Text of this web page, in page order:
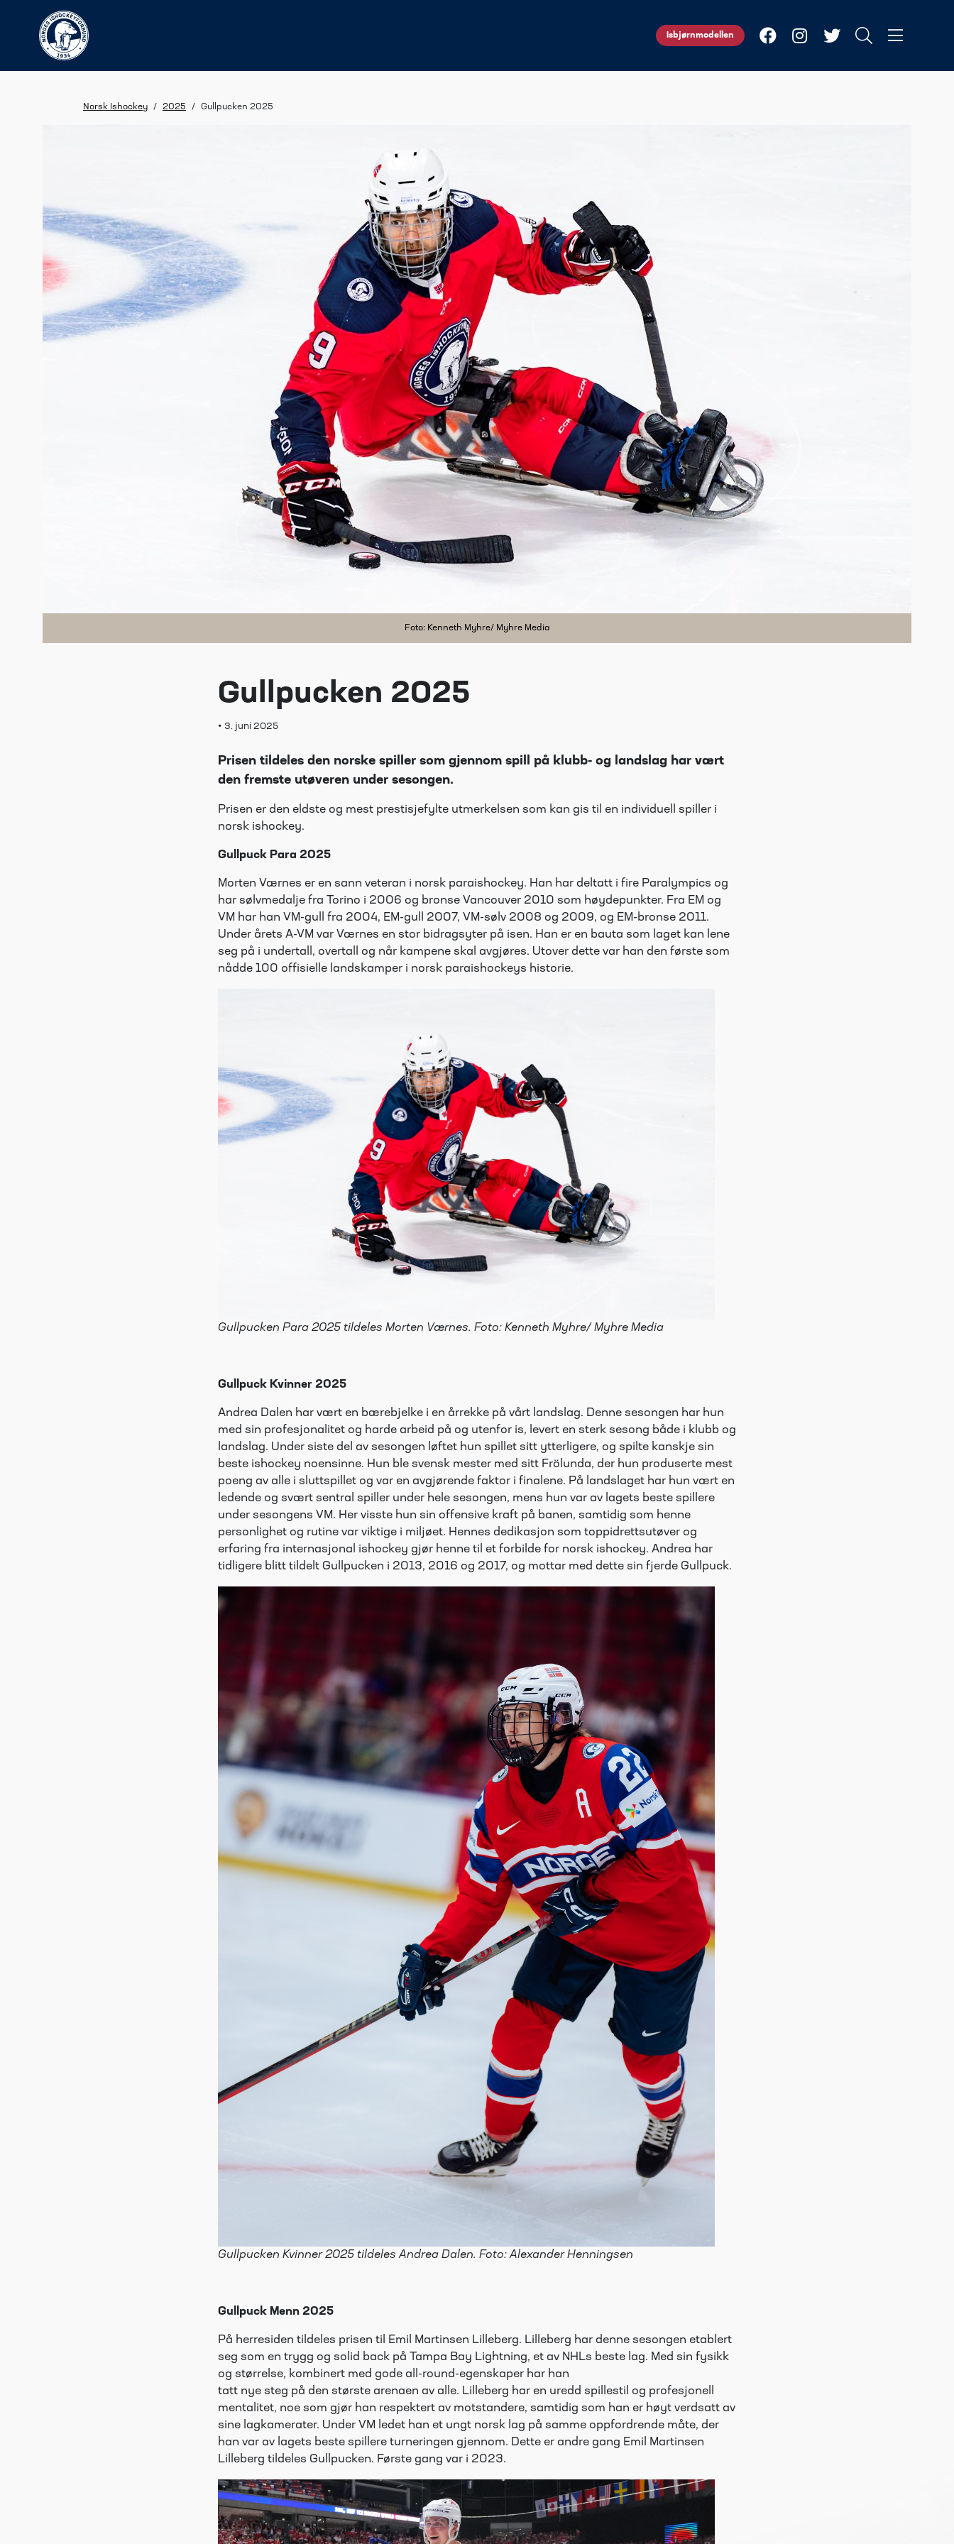
Isbjørnmodellen
Norsk Ishockey / 2025 / Gullpucken 2025
Foto: Kenneth Myhre/ Myhre Media
Gullpucken 2025
• 3. juni 2025
Prisen tildeles den norske spiller som gjennom spill på klubb- og landslag har vært
den fremste utøveren under sesongen.
Prisen er den eldste og mest prestisjefylte utmerkelsen som kan gis til en individuell spiller i
norsk ishockey.
Gullpuck Para 2025
Morten Værnes er en sann veteran i norsk paraishockey. Han har deltatt i fire Paralympics og
har sølvmedalje fra Torino i 2006 og bronse Vancouver 2010 som høydepunkter. Fra EM og
VM har han VM-gull fra 2004, EM-gull 2007, VM-sølv 2008 og 2009, og EM-bronse 2011.
Under årets A-VM var Værnes en stor bidragsyter på isen. Han er en bauta som laget kan lene
seg på i undertall, overtall og når kampene skal avgjøres. Utover dette var han den første som
nådde 100 offisielle landskamper i norsk paraishockeys historie.
Gullpucken Para 2025 tildeles Morten Værnes. Foto: Kenneth Myhre/ Myhre Media
Gullpuck Kvinner 2025
Andrea Dalen har vært en bærebjelke i en årrekke på vårt landslag. Denne sesongen har hun
med sin profesjonalitet og harde arbeid på og utenfor is, levert en sterk sesong både i klubb og
landslag. Under siste del av sesongen løftet hun spillet sitt ytterligere, og spilte kanskje sin
beste ishockey noensinne. Hun ble svensk mester med sitt Frölunda, der hun produserte mest
poeng av alle i sluttspillet og var en avgjørende faktor i finalene. På landslaget har hun vært en
ledende og svært sentral spiller under hele sesongen, mens hun var av lagets beste spillere
under sesongens VM. Her visste hun sin offensive kraft på banen, samtidig som henne
personlighet og rutine var viktige i miljøet. Hennes dedikasjon som toppidrettsutøver og
erfaring fra internasjonal ishockey gjør henne til et forbilde for norsk ishockey. Andrea har
tidligere blitt tildelt Gullpucken i 2013, 2016 og 2017, og mottar med dette sin fjerde Gullpuck.
Gullpucken Kvinner 2025 tildeles Andrea Dalen. Foto: Alexander Henningsen
Gullpuck Menn 2025
På herresiden tildeles prisen til Emil Martinsen Lilleberg. Lilleberg har denne sesongen etablert
seg som en trygg og solid back på Tampa Bay Lightning, et av NHLs beste lag. Med sin fysikk
og størrelse, kombinert med gode all-round-egenskaper har han
tatt nye steg på den største arenaen av alle. Lilleberg har en uredd spillestil og profesjonell
mentalitet, noe som gjør han respektert av motstandere, samtidig som han er høyt verdsatt av
sine lagkamerater. Under VM ledet han et ungt norsk lag på samme oppfordrende måte, der
han var av lagets beste spillere turneringen gjennom. Dette er andre gang Emil Martinsen
Lilleberg tildeles Gullpucken. Første gang var i 2023.